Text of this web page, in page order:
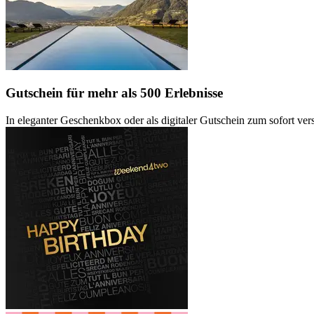
Gutschein für mehr als 500 Erlebnisse
In eleganter Geschenkbox oder als digitaler Gutschein zum sofort